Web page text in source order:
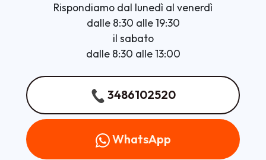
Rispondiamo dal lunedì al venerdì
dalle 8:30 alle 19:30
il sabato
dalle 8:30 alle 13:00
3486102520
WhatsApp